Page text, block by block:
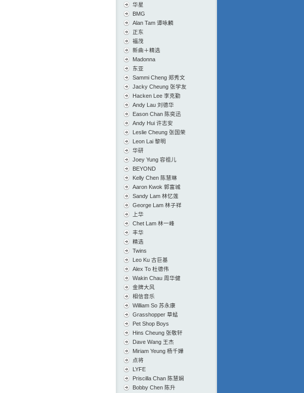
华星
BMG
Alan Tam 谭咏麟
正东
福茂
新曲＋精选
Madonna
东亚
Sammi Cheng 郑秀文
Jacky Cheung 张学友
Hacken Lee 李克勤
Andy Lau 刘德华
Eason Chan 陈奕迅
Andy Hui 许志安
Leslie Cheung 张国荣
Leon Lai 黎明
华研
Joey Yung 容祖儿
BEYOND
Kelly Chen 陈慧琳
Aaron Kwok 郭富城
Sandy Lam 林忆莲
George Lam 林子祥
上华
Chet Lam 林一峰
丰华
精选
Twins
Leo Ku 古巨基
Alex To 杜德伟
Wakin Chau 周华健
金牌大风
相信音乐
William So 苏永康
Grasshopper 草蜢
Pet Shop Boys
Hins Cheung 张敬轩
Dave Wang 王杰
Miriam Yeung 杨千嬅
点将
LYFE
Priscilla Chan 陈慧娴
Bobby Chen 陈升